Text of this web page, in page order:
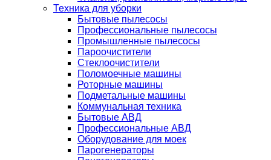
Техника для уборки
Бытовые пылесосы
Профессиональные пылесосы
Промышленные пылесосы
Пароочистители
Стеклоочистители
Поломоечные машины
Роторные машины
Подметальные машины
Коммунальная техника
Бытовые АВД
Профессиональные АВД
Оборудование для моек
Парогенераторы